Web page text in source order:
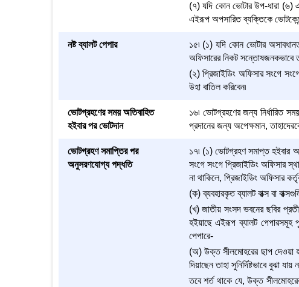
(৭) যদি কোন ভোটার উপ-ধারা (৬)
এইরূপ অপসারিত ব্যক্তিকে
নষ্ট ব্যালট পেপার
১৫৷ (১) যদি কোন ভোটার
অফিসারের নিকট সন্তোষজনকভাবে
(২) প্রিজাইডিং অফিসার সংগে
উহা বাতিল করিবেন৷
ভোটগ্রহণের সময় অতিবাহিত
হইবার পর ভোটদান
১৬৷ ভোটগ্রহণের জন্য নির্ধারিত
প্রদানের জন্য অপেক্ষমান,
ভোটগ্রহণ সমাপ্তির পর
অনুসরণযোগ্য পদ্ধতি
১৭৷ (১) ভোটগ্রহণ সমাপ্ত হইবার
সংগে সংগে প্রিজাইডিং অফিসার
না থাকিলে, প্রিজাইডিং অফিসার
(ক) ব্যবহারকৃত ব্যালট বাক্স বা
(খ) জাতীয় সংসদ ভবনের ছবির
হইয়াছে এইরূপ ব্যালট পেপারসমূহ
পেপারে-
(অ) উক্ত সীলমোহরের ছাপ দেওয়া
দিয়াছেন তাহা সুনির্দিষ্টভাবে বুঝা যায়
তবে শর্ত থাকে যে, উক্ত